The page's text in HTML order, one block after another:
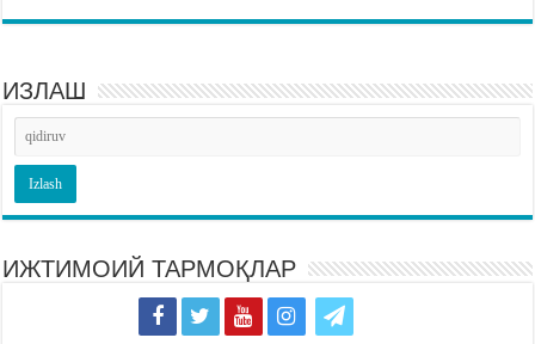
ИЗЛАШ
ИЖТИМОИЙ ТАРМОҚЛАР